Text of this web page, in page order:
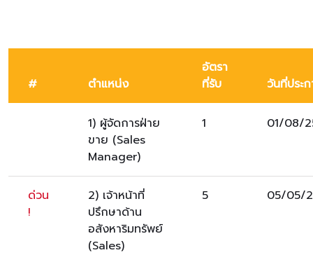
# ตำแหน่ง
อัตรา
ที่รับ
วันที่ประ
1) ผู้จัดการฝ่าย
ขาย (Sales
Manager)
1 01/08/
ด่วน
!
2) เจ้าหน้าที่
ปรึกษาด้าน
อสังหาริมทรัพย์
(Sales)
5 05/05/